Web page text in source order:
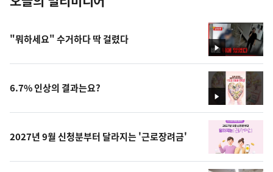
영
상
"뭐하세요" 수거하다 딱 걸렸다
영
상
6.7% 인상의 결과는요?
2027년 9월 신청분부터 달라지는 '근로장려금'